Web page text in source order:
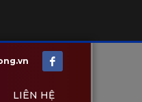
LIÊN HỆ